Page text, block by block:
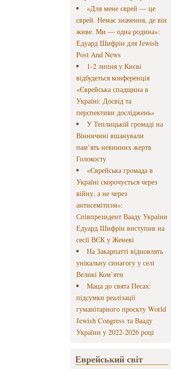
«Для мене єврей — це
єврей. Немає значення, де він
живе. Ми — одна родина»:
Едуард Шифрін для Jewish
Post And News
1-2 липня у Києві
відбудеться конференція
«Єврейська спадщина в
Україні: Досвід та
перспективи досліджень»
У Теплицькій громаді на
Вінничині вшанували
пам’ять невинних жертв
Голокосту
«Єврейська громада в
Україні скорочується через
війну, а не через
антисемітизм»:
Співпрезидент Вааду України
Едуард Шифрін виступив на
сесії ВЄК у Женеві
На Закарпатті відновлять
унікальну синагогу у селі
Великі Ком’яти
Маца до свята Песах:
підсумки реалізації
гуманітарного проєкту World
Jewish Congress та Вааду
України у 2022-2026 році
Еврейський світ